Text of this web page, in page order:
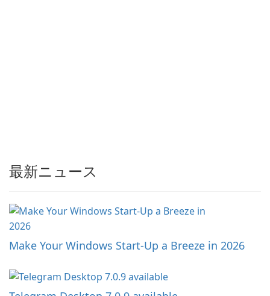
最新ニュース
Make Your Windows Start-Up a Breeze in 2026